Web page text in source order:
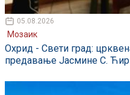
05.08.2026
Мозаик
Охрид - Свети град:
предавање Јасмине С.